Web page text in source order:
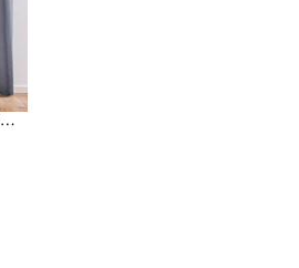
Sötétítő függöny, több méretben (1 db)